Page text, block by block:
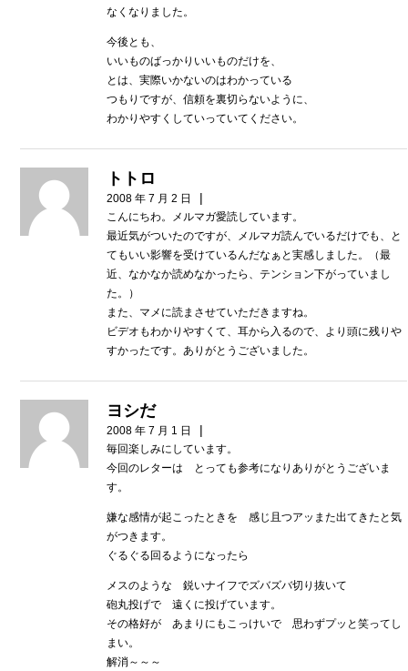
なくなりました。
今後とも、
いいものばっかりいいものだけを、
とは、実際いかないのはわかっている
つもりですが、信頼を裏切らないように、
わかりやすくしていっていてください。
トトロ
2008 年 7 月 2 日 |
こんにちわ。メルマガ愛読しています。
最近気がついたのですが、メルマガ読んでいるだけでも、と
てもいい影響を受けているんだなぁと実感しました。（最
近、なかなか読めなかったら、テンション下がっていまし
た。）
また、マメに読まさせていただきますね。
ビデオもわかりやすくて、耳から入るので、より頭に残りや
すかったです。ありがとうございました。
ヨシだ
2008 年 7 月 1 日 |
毎回楽しみにしています。
今回のレターは とっても参考になりありがとうございま
す。
嫌な感情が起こったときを 感じ且つアッまた出てきたと気
がつきます。
ぐるぐる回るようになったら
メスのような 鋭いナイフでズバズバ切り抜いて
砲丸投げで 遠くに投げています。
その格好が あまりにもこっけいで 思わずプッと笑ってし
まい。
解消～～～